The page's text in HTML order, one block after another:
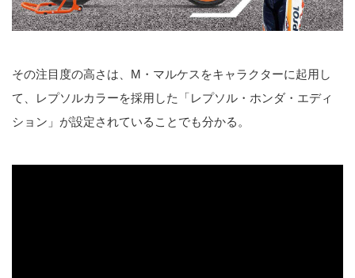
その注目度の高さは、M・マルケスをキャラクターに起用し
て、レプソルカラーを採用した「レプソル・ホンダ・エディ
ション」が設定されていることでも分かる。